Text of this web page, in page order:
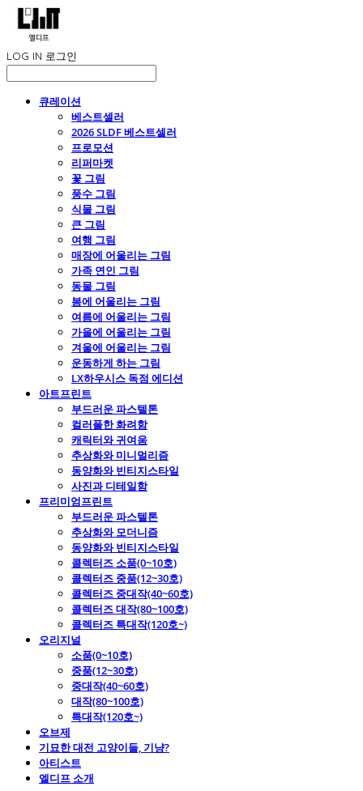
LOG IN 로그인
큐레이션
베스트셀러
2026 SLDF 베스트셀러
프로모션
리퍼마켓
꽃 그림
풍수 그림
식물 그림
큰 그림
여행 그림
매장에 어울리는 그림
가족 연인 그림
동물 그림
봄에 어울리는 그림
여름에 어울리는 그림
가을에 어울리는 그림
겨울에 어울리는 그림
운동하게 하는 그림
LX하우시스 독점 에디션
아트프린트
부드러운 파스텔톤
컬러풀한 화려함
캐릭터와 귀여움
추상화와 미니멀리즘
동양화와 빈티지스타일
사진과 디테일함
프리미엄프린트
부드러운 파스텔톤
추상화와 모더니즘
동양화와 빈티지스타일
콜렉터즈 소품(0~10호)
콜렉터즈 중품(12~30호)
콜렉터즈 중대작(40~60호)
콜렉터즈 대작(80~100호)
콜렉터즈 특대작(120호~)
오리지널
소품(0~10호)
중품(12~30호)
중대작(40~60호)
대작(80~100호)
특대작(120호~)
오브제
기묘한 대전 고양이들, 기냥?
아티스트
엘디프 소개